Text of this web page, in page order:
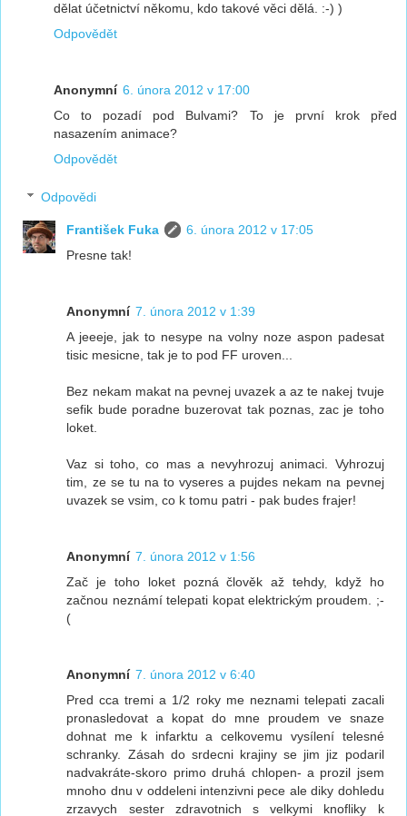
dělat účetnictví někomu, kdo takové věci dělá. :-) )
Odpovědět
Anonymní 6. února 2012 v 17:00
Co to pozadí pod Bulvami? To je první krok před
nasazením animace?
Odpovědět
Odpovědi
František Fuka
6. února 2012 v 17:05
Presne tak!
Anonymní 7. února 2012 v 1:39
A jeeeje, jak to nesype na volny noze aspon padesat
tisic mesicne, tak je to pod FF uroven...
Bez nekam makat na pevnej uvazek a az te nakej tvuje
sefik bude poradne buzerovat tak poznas, zac je toho
loket.
Vaz si toho, co mas a nevyhrozuj animaci. Vyhrozuj
tim, ze se tu na to vyseres a pujdes nekam na pevnej
uvazek se vsim, co k tomu patri - pak budes frajer!
Anonymní 7. února 2012 v 1:56
Zač je toho loket pozná člověk až tehdy, když ho
začnou neznámí telepati kopat elektrickým proudem. ;-
(
Anonymní 7. února 2012 v 6:40
Pred cca tremi a 1/2 roky me neznami telepati zacali
pronasledovat a kopat do mne proudem ve snaze
dohnat me k infarktu a celkovemu vysílení telesné
schranky. Zásah do srdecni krajiny se jim jiz podaril
nadvakráte-skoro primo druhá chlopen- a prozil jsem
mnoho dnu v oddeleni intenzivni pece ale diky dohledu
zrzavych sester zdravotnich s velkymi knofliky k